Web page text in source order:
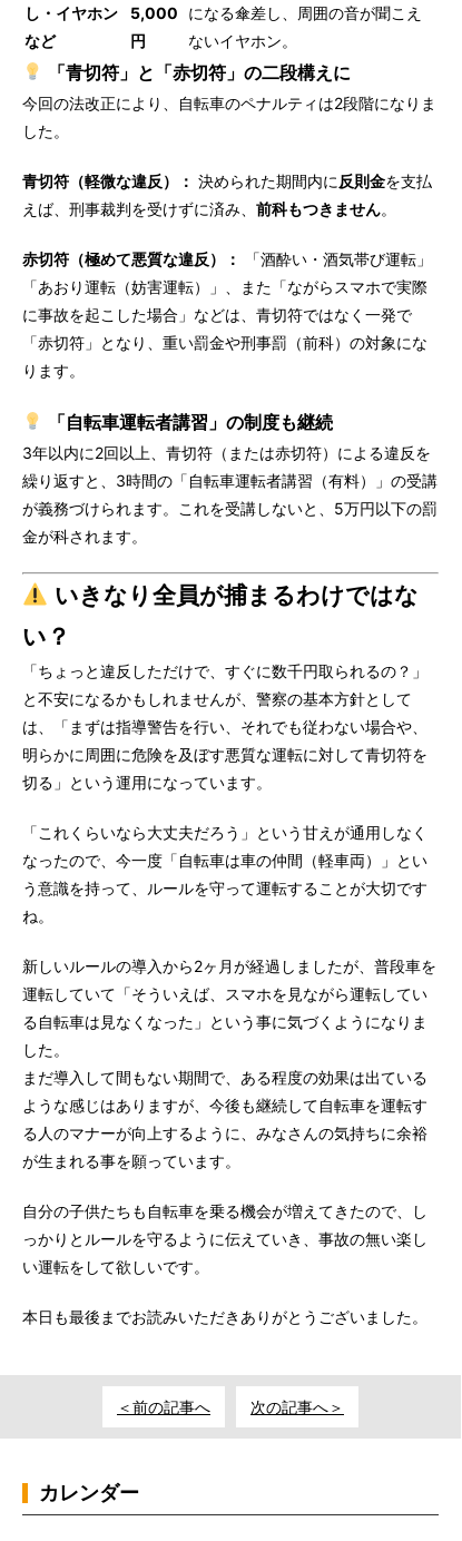
し・イヤホン
など
5,000
円
になる傘差し、周囲の音が聞こえ
ないイヤホン。
「青切符」と「赤切符」の二段構えに
今回の法改正により、自転車のペナルティは2段階になりま
した。
青切符（軽微な違反）： 決められた期間内に 反則金を支払
えば、刑事裁判を受けずに済み、 前科もつきません。
赤切符（極めて悪質な違反）：
「酒酔い・酒気帯び運転」
「あおり運転（妨害運転）」、また「ながらスマホで実際
に事故を起こした場合」などは、青切符ではなく一発で
「赤切符」となり、重い罰金や刑事罰（前科）の対象にな
ります。
「自転車運転者講習」の制度も継続
3年以内に2回以上、青切符（または赤切符）による違反を
繰り返すと、3時間の「自転車運転者講習（有料）」の受講
が義務づけられます。これを受講しないと、5万円以下の罰
金が科されます。
いきなり全員が捕まるわけではな
い？
「ちょっと違反しただけで、すぐに数千円取られるの？」
と不安になるかもしれませんが、警察の基本方針として
は、「まずは指導警告を行い、それでも従わない場合や、
明らかに周囲に危険を及ぼす悪質な運転に対して青切符を
切る」という運用になっています。
「これくらいなら大丈夫だろう」という甘えが通用しなく
なったので、今一度「自転車は車の仲間（軽車両）」とい
う意識を持って、ルールを守って運転することが大切です
ね。
新しいルールの導入から2ヶ月が経過しましたが、普段車を
運転していて「そういえば、スマホを見ながら運転してい
る自転車は見なくなった」という事に気づくようになりま
した。
まだ導入して間もない期間で、ある程度の効果は出ている
ような感じはありますが、今後も継続して自転車を運転す
る人のマナーが向上するように、みなさんの気持ちに余裕
が生まれる事を願っています。
自分の子供たちも自転車を乗る機会が増えてきたので、し
っかりとルールを守るように伝えていき、事故の無い楽し
い運転をして欲しいです。
本日も最後までお読みいただきありがとうございました。
＜前の記事へ 次の記事へ＞
カレンダー